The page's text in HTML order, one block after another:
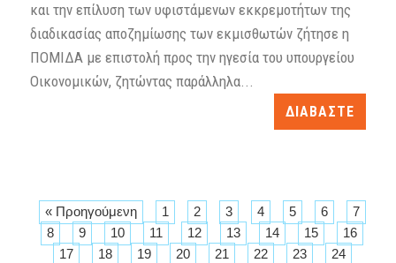
και την επίλυση των υφιστάμενων εκκρεμοτήτων της
διαδικασίας αποζημίωσης των εκμισθωτών ζήτησε η
ΠΟΜΙΔΑ με επιστολή προς την ηγεσία του υπουργείου
Οικονομικών, ζητώντας παράλληλα...
ΔΙΑΒΑΣΤΕ
« Προηγούμενη 1 2 3 4 5 6
7
8
9 10 11 12 13 14 15
16
17
18 19 20 21 22 23
24